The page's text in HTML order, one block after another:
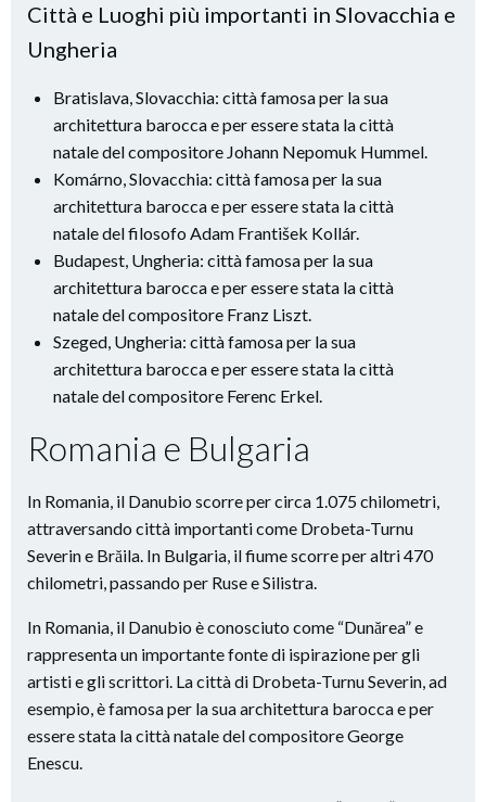
Città e Luoghi più importanti in Slovacchia e
Ungheria
Bratislava, Slovacchia: città famosa per la sua
architettura barocca e per essere stata la città
natale del compositore Johann Nepomuk Hummel.
Komárno, Slovacchia: città famosa per la sua
architettura barocca e per essere stata la città
natale del filosofo Adam František Kollár.
Budapest, Ungheria: città famosa per la sua
architettura barocca e per essere stata la città
natale del compositore Franz Liszt.
Szeged, Ungheria: città famosa per la sua
architettura barocca e per essere stata la città
natale del compositore Ferenc Erkel.
Romania e Bulgaria
In Romania, il Danubio scorre per circa 1.075 chilometri,
attraversando città importanti come Drobeta-Turnu
Severin e Brăila. In Bulgaria, il fiume scorre per altri 470
chilometri, passando per Ruse e Silistra.
In Romania, il Danubio è conosciuto come “Dunărea” e
rappresenta un importante fonte di ispirazione per gli
artisti e gli scrittori. La città di Drobeta-Turnu Severin, ad
esempio, è famosa per la sua architettura barocca e per
essere stata la città natale del compositore George
Enescu.